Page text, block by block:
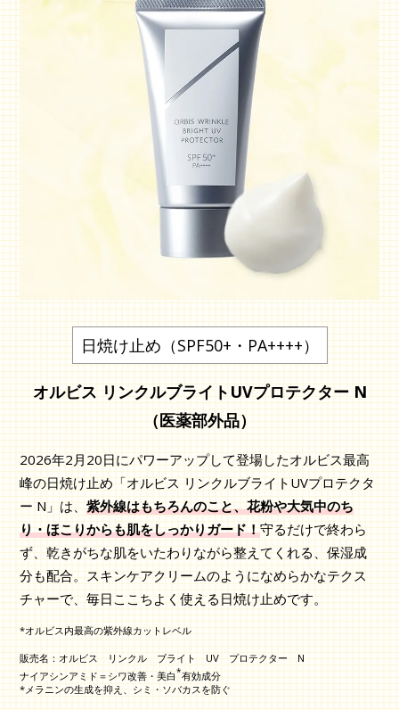
日焼け止め（SPF50+・PA++++）
オルビス リンクルブライトUVプロテクター N
（医薬部外品）
2026年2月20日にパワーアップして登場したオルビス最高
峰の日焼け止め「オルビス リンクルブライトUVプロテクタ
ー N」は、紫外線はもちろんのこと、花粉や大気中のち
り・ほこりからも肌をしっかりガード！守るだけで終わら
ず、乾きがちな肌をいたわりながら整えてくれる、保湿成
分も配合。スキンケアクリームのようになめらかなテクス
チャーで、毎日ここちよく使える日焼け止めです。
*オルビス内最高の紫外線カットレベル
販売名：オルビス リンクル ブライト UV プロテクター N
ナイアシンアミド＝シワ改善・美白*有効成分
*メラニンの生成を抑え、シミ・ソバカスを防ぐ